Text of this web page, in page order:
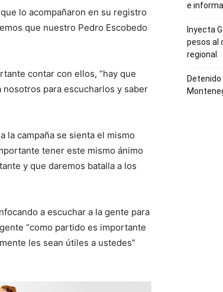
lo acompañaron en su registro
que nuestro Pedro Escobedo
contar con ellos, “hay que
nosotros para escucharlos y saber
la campaña se sienta el mismo
tener este mismo ánimo
y que daremos batalla a los
a escuchar a la gente para
“como partido es importante
les sean útiles a ustedes”
e
Inyecta
pesos al
regional
Detenido